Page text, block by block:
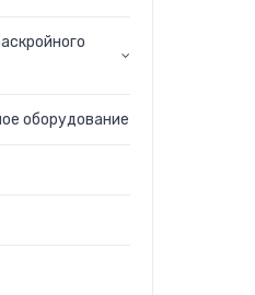
оборудование